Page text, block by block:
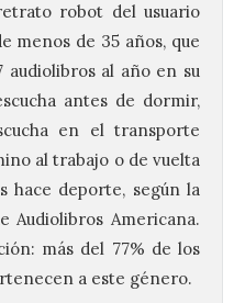
robot del usuario
menos de 35 años, que
audiolibros al año en su
antes de dormir,
en el transporte
al trabajo o de vuelta
hace deporte, según la
Audiolibros Americana.
más del 77% de los
a este género.